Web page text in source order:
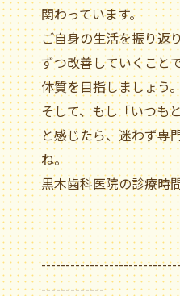
関わっています。
ご自身の生活を振り返
ずつ改善していくこと
体質を目指しましょう。
そして、もし「いつも
と感じたら、迷わず専
ね。
黒木歯科医院の診療時
-------------